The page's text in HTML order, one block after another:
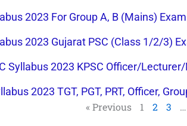
2023 For Group A, B (Mains)
2023 Gujarat PSC (Class 1/2/3)
Syllabus 2023 KPSC Officer/
2023 TGT, PGT, PRT, Officer,
« Previous
1 2 3 …